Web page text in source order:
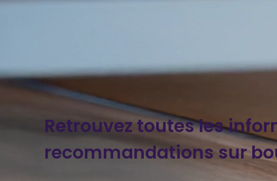
Retrouvez toutes les
recommandations sur